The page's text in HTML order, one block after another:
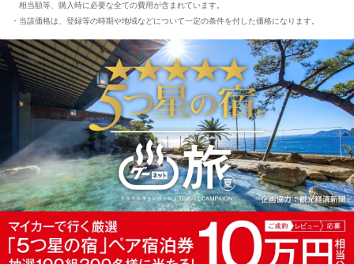
相当額等、購入時に必要な全ての費用が含まれています。
当該価格は、登録等の時期や地域などについて一定の条件を付した価格になります。